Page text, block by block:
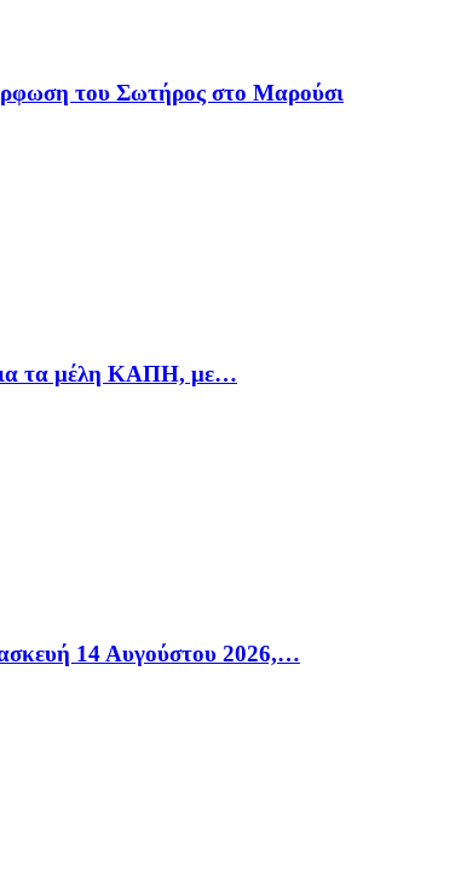
του Σωτήρος στο Μαρούσι
για τα μέλη ΚΑΠΗ, με…
14 Αυγούστου 2026,…